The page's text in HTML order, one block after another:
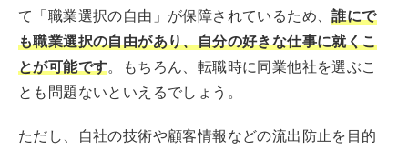
て「職業選択の自由」が保障されているため、誰にで
も職業選択の自由があり、自分の好きな仕事に就くこ
とが可能です。もちろん、転職時に同業他社を選ぶこ
とも問題ないといえるでしょう。
ただし、自社の技術や顧客情報などの流出防止を目的